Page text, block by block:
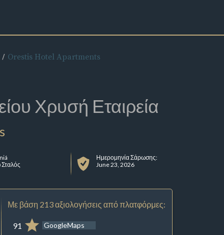
Orestis Hotel Apartments
Χρυσή Εταιρεία
Ημερομηνία Σάρωσης:
June 23, 2026
Με βάση 213 αξιολογήσεις από πλατφόρμες:
91 GoogleMaps